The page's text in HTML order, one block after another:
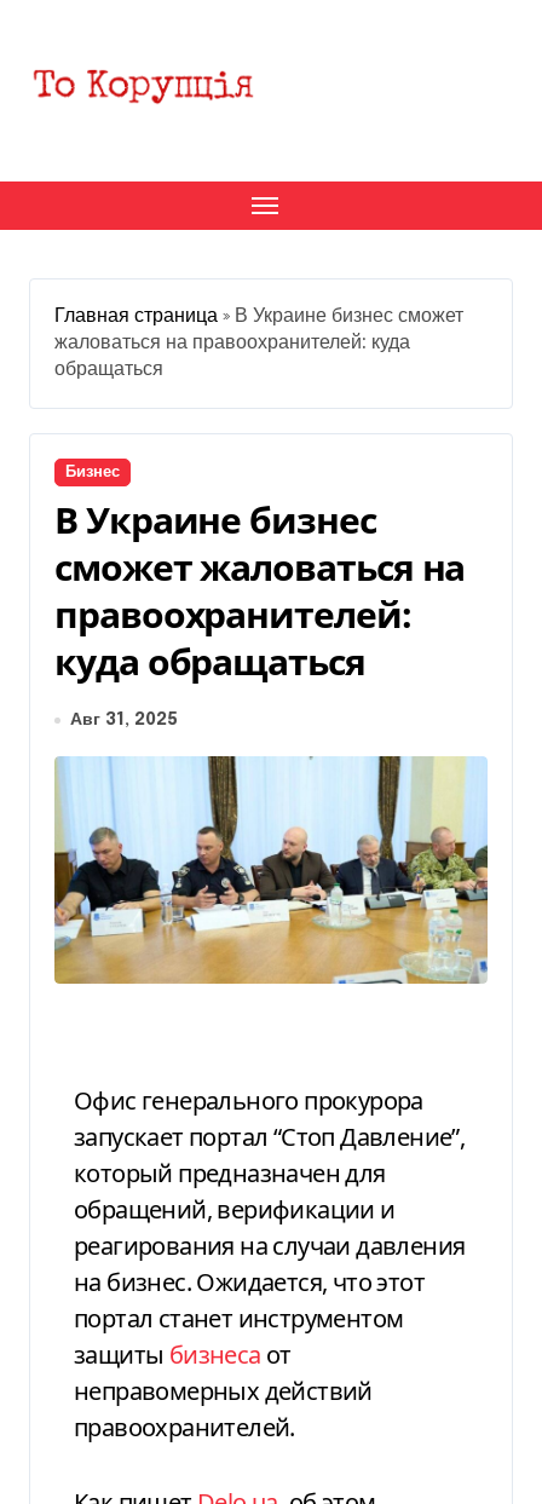
содержанию
Главная страница » В Украине бизнес сможет
жаловаться на правоохранителей: куда
обращаться
Бизнес
В Украине бизнес
сможет жаловаться на
правоохранителей:
куда обращаться
Авг 31, 2025
Офис генерального прокурора
запускает портал “Стоп Давление”,
который предназначен для
обращений, верификации и
реагирования на случаи давления
на бизнес. Ожидается, что этот
портал станет инструментом
защиты бизнеса от
неправомерных действий
правоохранителей.